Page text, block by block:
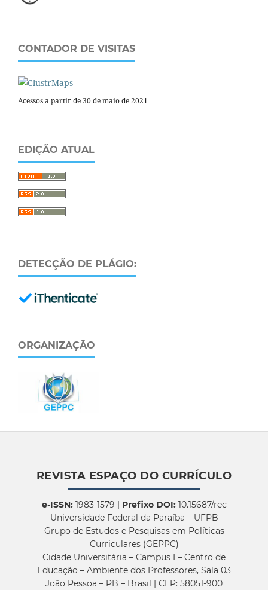
CONTADOR DE VISITAS
Acessos a partir de 30 de maio de 2021
EDIÇÃO ATUAL
DETECÇÃO DE PLÁGIO:
ORGANIZAÇÃO
REVISTA ESPAÇO DO CURRÍCULO
e-ISSN:1983-1579 | Prefixo DOI:10.15687/rec
Universidade Federal da Paraíba – UFPB
Grupo de Estudos e Pesquisas em Políticas
Curriculares (GEPPC)
Cidade Universitária – Campus I – Centro de
Educação – Ambiente dos Professores, Sala 03
João Pessoa – PB – Brasil | CEP: 58051-900